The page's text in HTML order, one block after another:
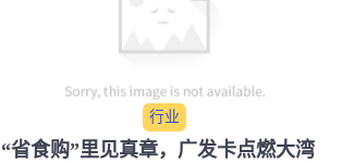
行业
“省食购”里见真章，广发卡点燃大湾